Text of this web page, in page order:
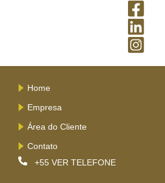
Home
Empresa
Área do Cliente
Contato
+55 VER TELEFONE